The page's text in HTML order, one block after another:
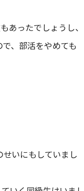
あったでしょうし、
、部活をやめても
いにもしていまし